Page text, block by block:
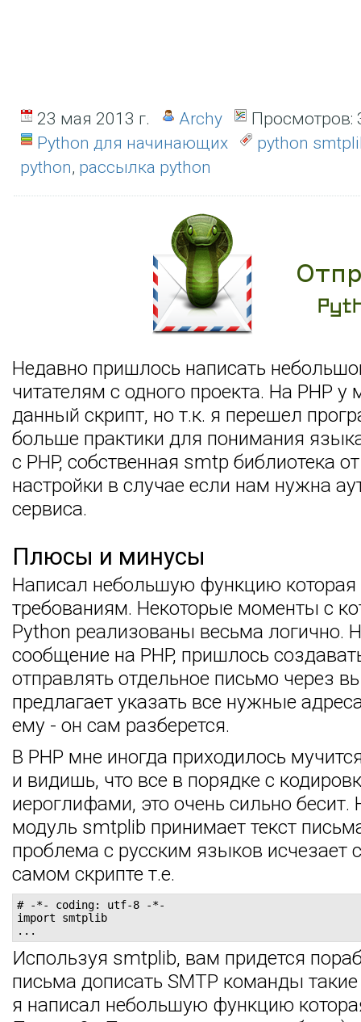
23 мая 2013 г. Archy Просмотров:
Python для начинающих
python
python, рассылка python
Недавно пришлось написать
читателям с одного проекта. На PHP
данный скрипт, но т.к. я перешел
больше практики для понимания
с PHP, собственная smtp библиотека
настройки в случае если нам нужна
сервиса.
Плюсы и минусы
Написал небольшую функцию
требованиям. Некоторые моменты с
Python реализованы весьма логично.
сообщение на PHP, пришлось
отправлять отдельное письмо через
предлагает указать все нужные
ему - он сам разберется.
В PHP мне иногда приходилось
и видишь, что все в порядке с
иероглифами, это очень сильно бесит.
модуль smtplib принимает текст
проблема с русским языков исчезает
самом скрипте т.е.
# -*- coding: utf-8 -*-
import smtplib
...
Используя smtplib, вам придется
письма дописать SMTP команды
я написал небольшую функцию